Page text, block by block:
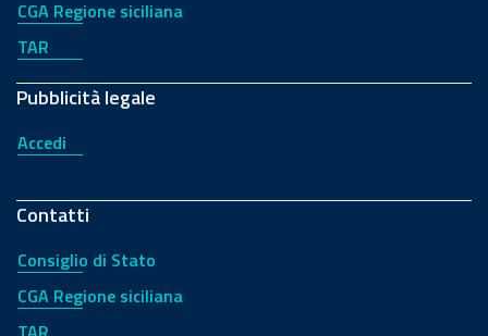
CGA Regione siciliana
TAR
Pubblicità legale
Accedi
Contatti
Consiglio di Stato
CGA Regione siciliana